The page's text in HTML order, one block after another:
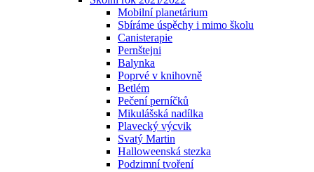
Mobilní planetárium
Sbíráme úspěchy i mimo školu
Canisterapie
Pernštejni
Balynka
Poprvé v knihovně
Betlém
Pečení perníčků
Mikulášská nadílka
Plavecký výcvik
Svatý Martin
Halloweenská stezka
Podzimní tvoření